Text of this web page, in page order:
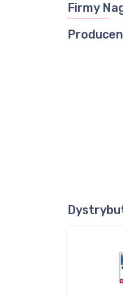
Firmy